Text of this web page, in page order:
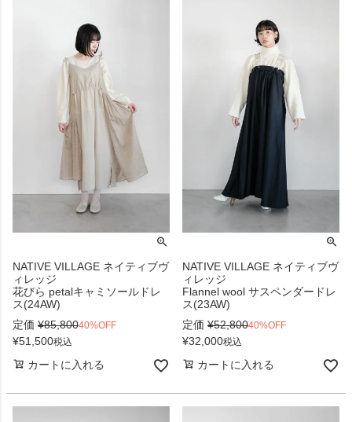
NATIVE VILLAGE ネイティブヴ
ィレッジ
花びら petalキャミソールドレ
ス(24AW)
定価 ¥85,80040%OFF
¥51,500税込
カートに入れる
NATIVE VILLAGE ネイティブヴ
ィレッジ
Flannel wool サスペンダードレ
ス(23AW)
定価 ¥52,80040%OFF
¥32,000税込
カートに入れる